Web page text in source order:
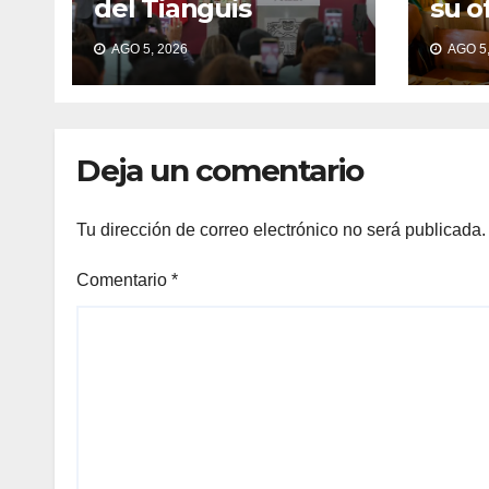
del Tianguis
Turístico México
2027
AGO 5, 2026
su
AGO
Deja un comentario
Tu dirección de correo electrónico no será publicada.
Comentario *